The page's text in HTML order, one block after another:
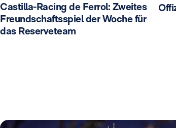
Castilla-Racing de Ferrol: Zweites
Freundschaftsspiel der Woche für
das Reserveteam